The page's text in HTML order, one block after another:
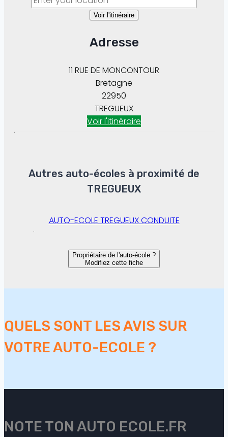
Voir l'itinéraire
Adresse
11 RUE DE MONCONTOUR
TREGUEUX
Bretagne
22950
Voir l'itinéraire
Autres auto-écoles à proximité de
TREGUEUX
AUTO-ECOLE TREGUEUX CONDUITE
Propriétaire de l'auto-école ?
Modifiez cette fiche
QUELS SONT LES AVIS SUR
VOTRE AUTO-ECOLE ?
NOTE TON AUTO ECOLE.FR